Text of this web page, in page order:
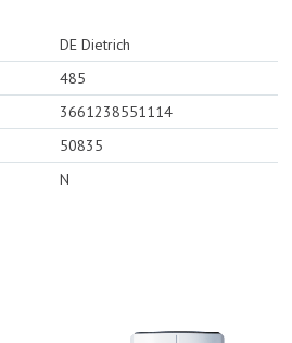
DE Dietrich
485
3661238551114
50835
N